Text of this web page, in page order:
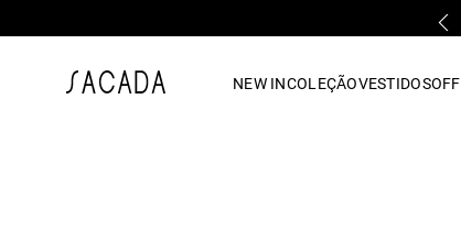
NEW INCOLEÇÃOVESTIDOSOFF
vestido midi